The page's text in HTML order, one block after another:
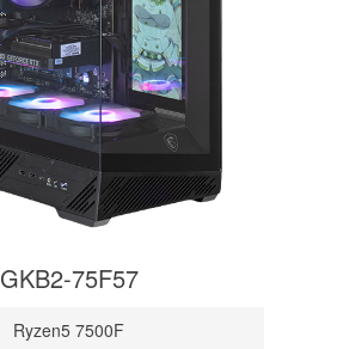
GKB2-75F57
Ryzen5 7500F